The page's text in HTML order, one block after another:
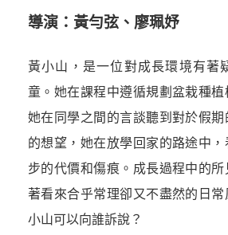
導演：黃勻弦、廖珮妤
黃小山，是一位對成長環境有著
童。她在課程中遵循規劃盆栽種植
她在同學之間的言談聽到對於假
的想望，她在放學回家的路途中
步的代價和傷痕。成長過程中的
著看來合乎常理卻又不盡然的日常
小山可以向誰訴說？